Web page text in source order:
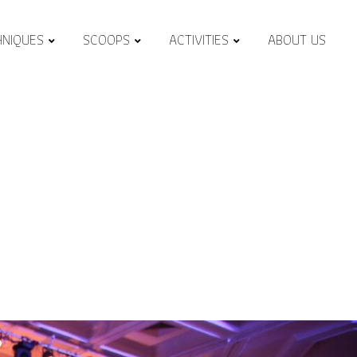
SCOOPS ACTIVITIES ABOUT US